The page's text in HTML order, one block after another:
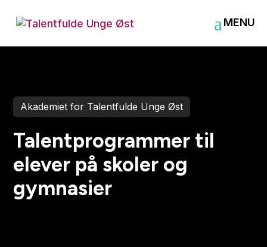
Akademiet for Talentfulde Unge Øst
Talentprogrammer til
elever på skoler og
gymnasier